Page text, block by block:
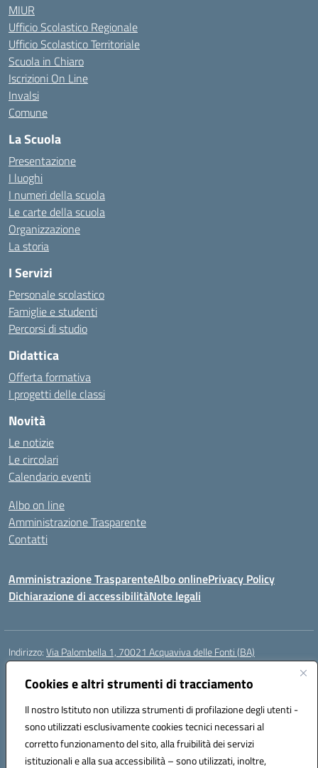
Cookies e altri strumenti di tracciamento
Il nostro Istituto non utilizza strumenti di profilazione degli utenti -
sono utilizzati esclusivamente cookies tecnici necessari al
corretto funzionamento del sito, alla fruibilità dei servizi
istituzionali e alla sua accessibilità – sono utilizzati, inoltre,
MIUR
Ufficio Scolastico Regionale
Ufficio Scolastico Territoriale
Scuola in Chiaro
Iscrizioni On Line
Invalsi
Comune
La Scuola
Presentazione
I luoghi
I numeri della scuola
Le carte della scuola
Organizzazione
La storia
I Servizi
Personale scolastico
Famiglie e studenti
Percorsi di studio
Didattica
Offerta formativa
I progetti delle classi
Novità
Le notizie
Le circolari
Calendario eventi
Albo on line
Amministrazione Trasparente
Contatti
Amministrazione TrasparenteAlbo onlinePrivacy Policy
Dichiarazione di accessibilitàNote legali
Indirizzo:Via Palombella 1, 70021 Acquaviva delle Fonti (BA)
Centralino:
Posta elettronica certificata (PEC):baic89400e@pec.istruzione.it
Codice fiscale: 91121590722
Codice meccanografico:baic89400e
Codice Indice delle Pubbliche Amministrazioni (IPA): icddagio
Codice unico di fatturazione (CUF): UFGHCG